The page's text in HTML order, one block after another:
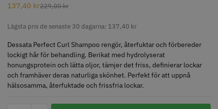
137,40 kr229,00kr
Lägsta pris de senaste 30 dagarna: 137,40 kr
Dessata Perfect Curl Shampoo rengör, återfuktar och förbereder
lockigt hår för behandling. Berikat med hydrolyserat
honungsprotein och lätta oljor, tämjer det friss, definierar lockar
och framhäver deras naturliga skönhet. Perfekt för att uppnå
hälsosamma, återfuktade och frissfria lockar.
STORSÄLJARE